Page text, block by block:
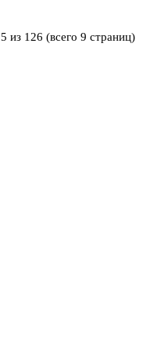
из 126 (всего 9 страниц)